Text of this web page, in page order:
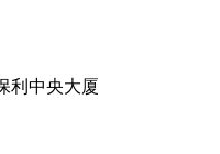
利中央大厦